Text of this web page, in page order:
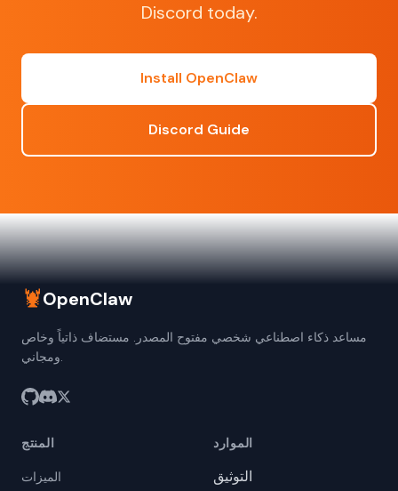
Discord today.
Install OpenClaw
Discord Guide
🦞OpenClaw
مساعد ذكاء اصطناعي شخصي مفتوح المصدر. مستضاف ذاتياً وخاص
ومجاني.
المنتج
الميزات
الموارد
التوثيق